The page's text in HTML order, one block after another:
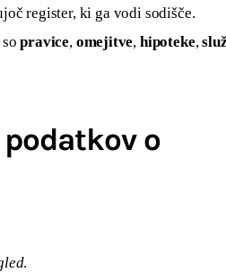
register, ki ga vodi sodišče.
so pravice, omejitve, hipoteke,
o
.